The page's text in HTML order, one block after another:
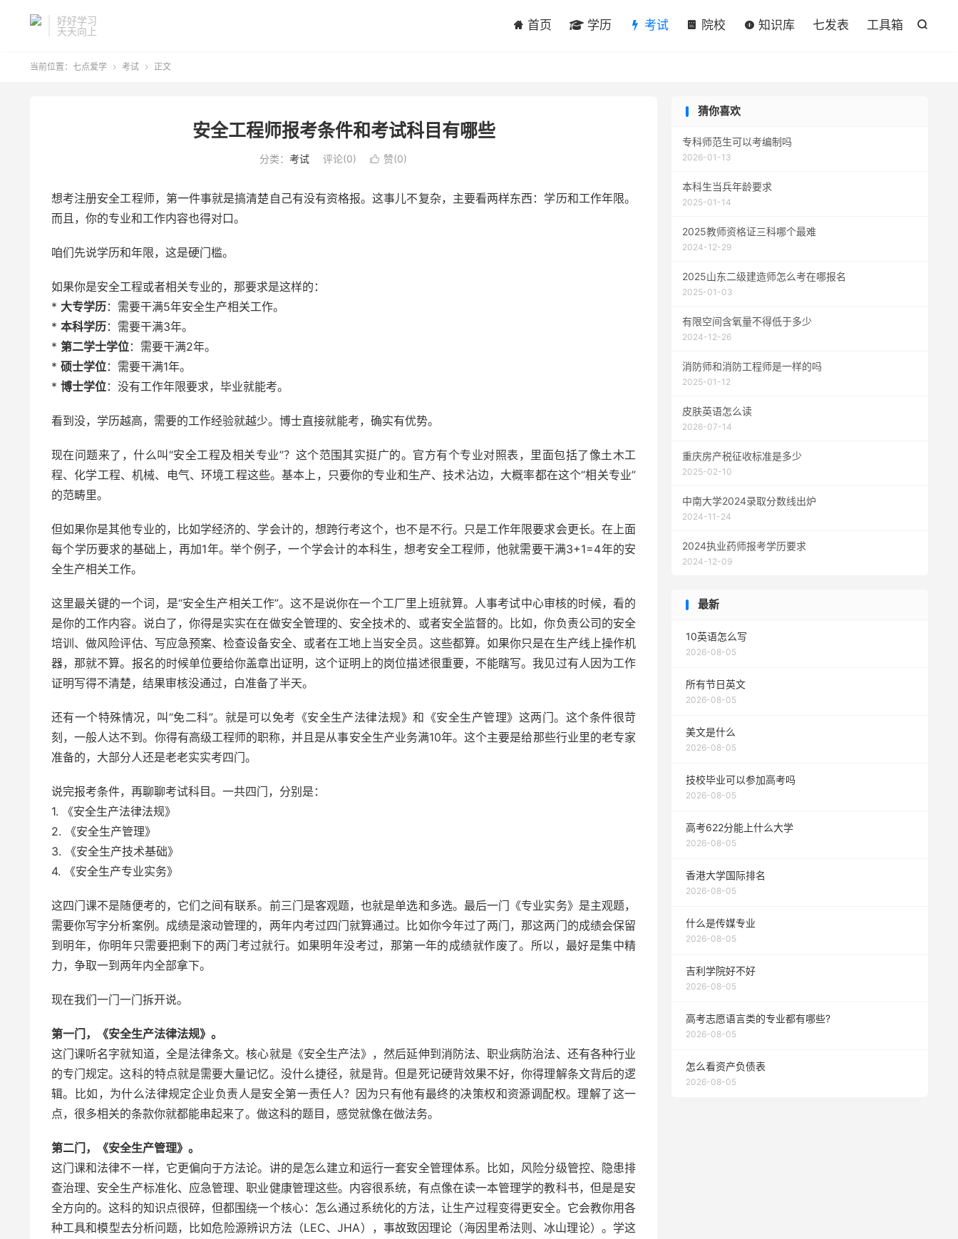
好好学习
天天向上

首页 学历 考试 院校 知识库 七发表 工具箱
当前位置： 七点爱学  考试  正文
安全工程师报考条件和考试科目有哪些
分类： 考试 评论(0)  赞(0)
想考注册安全工程师，第一件事就是搞清楚自己有没有资格报。这事儿不复杂，主要看两样东西：学历和工作年限。
而且，你的专业和工作内容也得对口。
咱们先说学历和年限，这是硬门槛。
如果你是安全工程或者相关专业的，那要求是这样的：
* 大专学历：需要干满5年安全生产相关工作。
* 本科学历：需要干满3年。
* 第二学士学位：需要干满2年。
* 硕士学位：需要干满1年。
* 博士学位：没有工作年限要求，毕业就能考。
看到没，学历越高，需要的工作经验就越少。博士直接就能考，确实有优势。
现在问题来了，什么叫“安全工程及相关专业”？这个范围其实挺广的。官方有个专业对照表，里面包括了像土木工
程、化学工程、机械、电气、环境工程这些。基本上，只要你的专业和生产、技术沾边，大概率都在这个“相关专业”
的范畴里。
但如果你是其他专业的，比如学经济的、学会计的，想跨行考这个，也不是不行。只是工作年限要求会更长。在上面
每个学历要求的基础上，再加1年。举个例子，一个学会计的本科生，想考安全工程师，他就需要干满3+1=4年的安
全生产相关工作。
这里最关键的一个词，是“安全生产相关工作”。这不是说你在一个工厂里上班就算。人事考试中心审核的时候，看的
是你的工作内容。说白了，你得是实实在在做安全管理的、安全技术的、或者安全监督的。比如，你负责公司的安全
培训、做风险评估、写应急预案、检查设备安全、或者在工地上当安全员。这些都算。如果你只是在生产线上操作机
器，那就不算。报名的时候单位要给你盖章出证明，这个证明上的岗位描述很重要，不能瞎写。我见过有人因为工作
证明写得不清楚，结果审核没通过，白准备了半天。
还有一个特殊情况，叫“免二科”。就是可以免考《安全生产法律法规》和《安全生产管理》这两门。这个条件很苛
刻，一般人达不到。你得有高级工程师的职称，并且是从事安全生产业务满10年。这个主要是给那些行业里的老专家
准备的，大部分人还是老老实实考四门。
说完报考条件，再聊聊考试科目。一共四门，分别是：
1. 《安全生产法律法规》
2. 《安全生产管理》
3. 《安全生产技术基础》
4. 《安全生产专业实务》
这四门课不是随便考的，它们之间有联系。前三门是客观题，也就是单选和多选。最后一门《专业实务》是主观题，
需要你写字分析案例。成绩是滚动管理的，两年内考过四门就算通过。比如你今年过了两门，那这两门的成绩会保留
到明年，你明年只需要把剩下的两门考过就行。如果明年没考过，那第一年的成绩就作废了。所以，最好是集中精
力，争取一到两年内全部拿下。
现在我们一门一门拆开说。
第一门，《安全生产法律法规》。
这门课听名字就知道，全是法律条文。核心就是《安全生产法》，然后延伸到消防法、职业病防治法、还有各种行业
的专门规定。这科的特点就是需要大量记忆。没什么捷径，就是背。但是死记硬背效果不好，你得理解条文背后的逻
辑。比如，为什么法律规定企业负责人是安全第一责任人？因为只有他有最终的决策权和资源调配权。理解了这一
点，很多相关的条款你就都能串起来了。做这科的题目，感觉就像在做法务。
第二门，《安全生产管理》。
这门课和法律不一样，它更偏向于方法论。讲的是怎么建立和运行一套安全管理体系。比如，风险分级管控、隐患排
查治理、安全生产标准化、应急管理、职业健康管理这些。内容很系统，有点像在读一本管理学的教科书，但是是安
全方向的。这科的知识点很碎，但都围绕一个核心：怎么通过系统化的方法，让生产过程变得更安全。它会教你用各
种工具和模型去分析问题，比如危险源辨识方法（LEC、JHA），事故致因理论（海因里希法则、冰山理论）。学这
猜你喜欢
专科师范生可以考编制吗
2026-01-13
本科生当兵年龄要求
2025-01-14
2025教师资格证三科哪个最难
2024-12-29
2025山东二级建造师怎么考在哪报名
2025-01-03
有限空间含氧量不得低于多少
2024-12-26
消防师和消防工程师是一样的吗
2025-01-12
皮肤英语怎么读
2026-07-14
重庆房产税征收标准是多少
2025-02-10
中南大学2024录取分数线出炉
2024-11-24
2024执业药师报考学历要求
2024-12-09
最新
10英语怎么写
2026-08-05
所有节日英文
2026-08-05
美文是什么
2026-08-05
技校毕业可以参加高考吗
2026-08-05
高考622分能上什么大学
2026-08-05
香港大学国际排名
2026-08-05
什么是传媒专业
2026-08-05
吉利学院好不好
2026-08-05
高考志愿语言类的专业都有哪些?
2026-08-05
怎么看资产负债表
2026-08-05